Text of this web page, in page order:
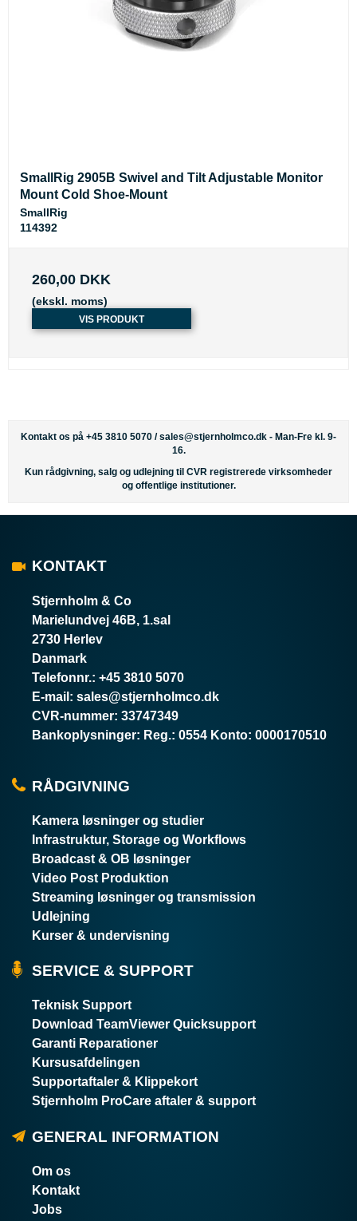
SmallRig 2905B Swivel and Tilt Adjustable Monitor
Mount Cold Shoe-Mount
SmallRig
114392
260,00 DKK
(ekskl. moms)
VIS PRODUKT
Kontakt os på +45 3810 5070 /sales@stjernholmco.dk - Man-Fre kl. 9-
16.
Kun rådgivning, salg og udlejning til CVR registrerede virksomheder
og offentlige institutioner.
KONTAKT
Stjernholm & Co
Marielundvej 46B, 1.sal
2730 Herlev
Danmark
Telefonnr.: +45 3810 5070
E-mail : sales@stjernholmco.dk
CVR-nummer: 33747349
Bankoplysninger: Reg.: 0554 Konto: 0000170510
RÅDGIVNING
Kamera løsninger og studier
Infrastruktur, Storage og Workflows
Broadcast & OB løsninger
Video Post Produktion
Streaming løsninger og transmission
Udlejning
Kurser & undervisning
SERVICE & SUPPORT
Teknisk Support
Download TeamViewer Quicksupport
Garanti Reparationer
Kursusafdelingen
Supportaftaler & Klippekort
Stjernholm ProCare aftaler & support
GENERAL INFORMATION
Om os
Kontakt
Jobs